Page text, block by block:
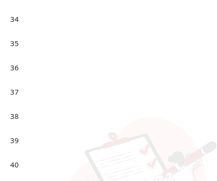
34
35
36
37
38
39
40